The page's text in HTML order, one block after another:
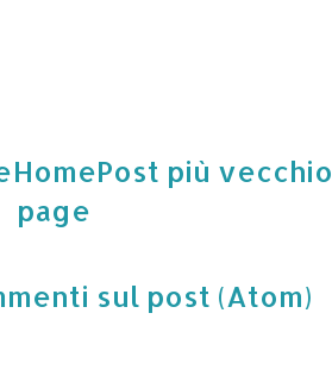
Post più vecchio
Home
page
sul post (Atom)